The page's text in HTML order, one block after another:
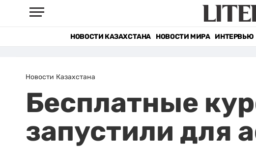
НОВОСТИ КАЗАХСТАНА НОВОСТИ МИРА ИНТЕРВЬЮ
Новости Казахстана
Бесплатные
запустили для